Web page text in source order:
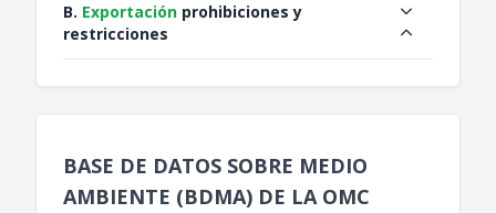
B. Exportación prohibiciones y
restricciones
BASE DE DATOS SOBRE MEDIO
AMBIENTE (BDMA) DE LA OMC